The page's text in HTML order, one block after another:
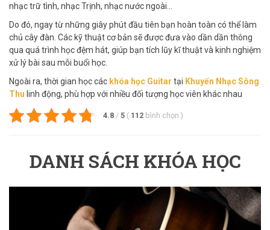
nhạc trữ tình, nhạc Trịnh, nhạc nước ngoài…
Do đó, ngay từ những giây phút đầu tiên bạn hoàn toàn có thể làm
chủ cây đàn. Các kỹ thuật cơ bản sẽ được đưa vào dần dần thông
qua quá trình học đệm hát, giúp bạn tích lũy kĩ thuật và kinh nghiệm
xử lý bài sau mỗi buổi học.
Ngoài ra, thời gian học các khóa học Guitar tại Khuyến Nhạc Sông
Thu linh động, phù hợp với nhiều đối tượng học viên khác nhau
4.8 / 5 ( 112 bình chọn )
DANH SÁCH KHÓA HỌC